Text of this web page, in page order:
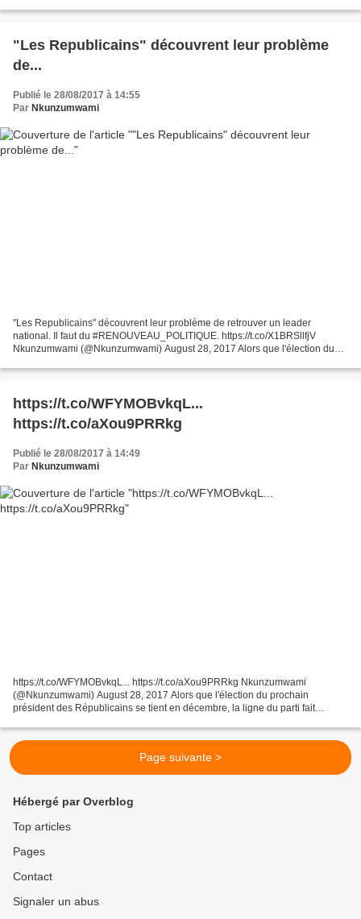
"Les Republicains" découvrent leur problème
de...
Publié le 28/08/2017 à 14:55
Par Nkunzumwami
"Les Republicains" découvrent leur problème de retrouver un leader
national. Il faut du #RENOUVEAU_POLITIQUE. https://t.co/X1BRSllfjV
Nkunzumwami (@Nkunzumwami) August 28, 2017 Alors que l'élection du
https://t.co/WFYMOBvkqL...
https://t.co/aXou9PRRkg
Publié le 28/08/2017 à 14:49
Par Nkunzumwami
https://t.co/WFYMOBvkqL... https://t.co/aXou9PRRkg Nkunzumwami
(@Nkunzumwami) August 28, 2017 Alors que l'élection du prochain
président des Républicains se tient en décembre, la ligne du parti fait
Page suivante >
Hébergé par Overblog
Top articles
Pages
Contact
Signaler un abus